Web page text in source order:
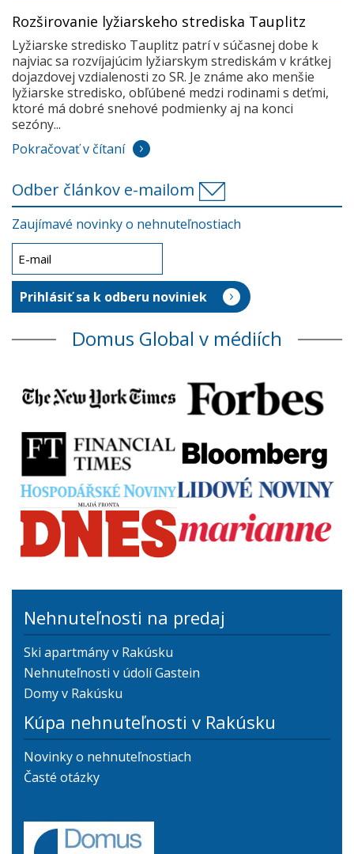
Rozširovanie lyžiarskeho strediska Tauplitz
Lyžiarske stredisko Tauplitz patrí v súčasnej dobe k
najviac sa rozvíjajúcim lyžiarskym strediskám v krátkej
dojazdovej vzdialenosti zo SR. Je známe ako menšie
lyžiarske stredisko, obľúbené medzi rodinami s deťmi,
ktoré má dobré snehové podmienky aj na konci
sezóny...
Pokračovať v čítaní
Odber článkov e-mailom
Zaujímavé novinky o nehnuteľnostiach
Domus Global v médiích
Nehnuteľnosti na predaj
Ski apartmány v Rakúsku
Nehnuteľnosti v údolí Gastein
Domy v Rakúsku
Kúpa nehnuteľnosti v Rakúsku
Novinky o nehnuteľnostiach
Časté otázky